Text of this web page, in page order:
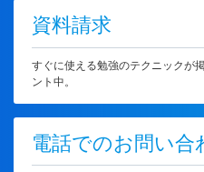
資料請求
すぐに使える勉強のテクニックが
ント中。
電話でのお問い合